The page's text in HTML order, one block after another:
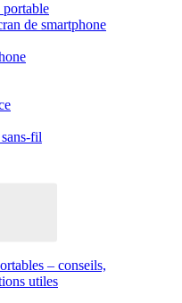
portable
de smartphone
fil
– conseils,
utiles